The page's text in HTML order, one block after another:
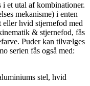
i et utal af kombinationer.
mekanisme) i enten
hvid stjernefod med
& stjernefod, fås
Puder kan tilvælges
serien fås også med: